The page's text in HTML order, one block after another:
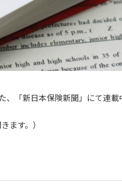
、「新日本保険新聞」にて連
ます。）